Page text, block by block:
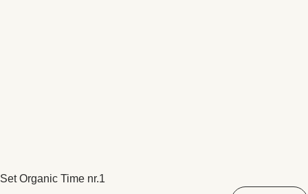
Set Organic Time nr.1